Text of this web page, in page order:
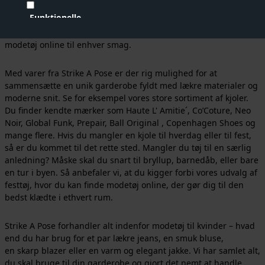
Funktionelle
Statistiske
håndplukkede og i høj kvalitet. Vi nyder at udvælge varer til
vores webshop, og det skinner igennem i vores sortiment. I
modetøj online til enhver smag.
Med varer fra Strike A Pose er der rig mulighed for at
sammensætte en unik garderobe fyldt med lækre materialer og
moderne snit. Se for eksempel vores store sortiment af kjoler.
Du finder kendte mærker som Haute L' Amitie´, Co’Coture, Neo
Noir, Global Funk, Prepair, Ball Original , Copenhagen Shoes og
mange flere. Hvis du mangler en kjole til hverdag eller til fest,
så er du kommet til det rette sted. Mangler du tøj til en særlig
anledning? Måske skal du snart til bryllup, barnedåb, eller bare
en tur i byen. Så anbefaler vi, at du kigger forbi vores udvalg af
festtøj, hvor du kan finde modetøj online, der gør dig til den
bedst klædte i ethvert rum.
Strike A Pose forhandler alt indenfor modetøj til kvinder – hvad
end du har brug for et par lækre jeans, en smuk bluse,
en skarp blazer eller en varm og elegant jakke. Vi har samlet alt,